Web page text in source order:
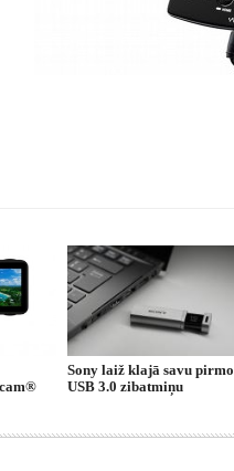
Sony laiž klajā savu pirmo
USB 3.0 zibatmiņu